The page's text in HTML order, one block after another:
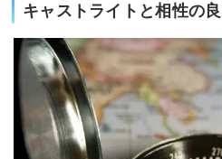
キャストライトと相性の